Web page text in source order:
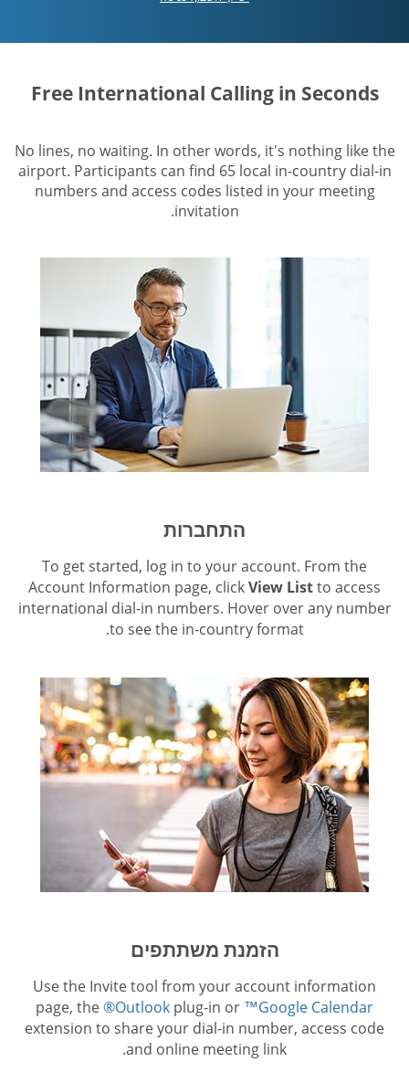
Free International Calling in Seconds
No lines, no waiting. In other words, it's nothing like the
airport. Participants can find 65 local in-country dial-in
numbers and access codes listed in your meeting
invitation.
התחברות
To get started, log in to your account. From the
Account Information page, clickView Listto access
international dial-in numbers. Hover over any number
to see the in-country format.
הזמנת משתתפים
Use the Invite tool from your account information
page, the®Outlook plug-in or ™Google Calendar
extension to share your dial-in number, access code
and online meeting link.